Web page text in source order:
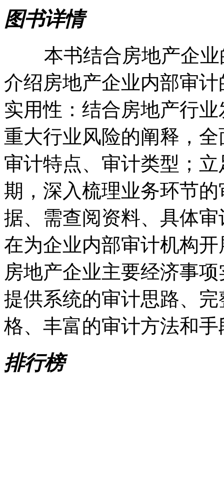
图书详情
本书结合房地产企业
介绍房地产企业内部审
实用性：结合房地产行
重大行业风险的阐释，
审计特点、审计类型；
期，深入梳理业务环节
据、需查阅资料、具体
在为企业内部审计机构
房地产企业主要经济事
提供系统的审计思路、
格、丰富的审计方法和手
排行榜